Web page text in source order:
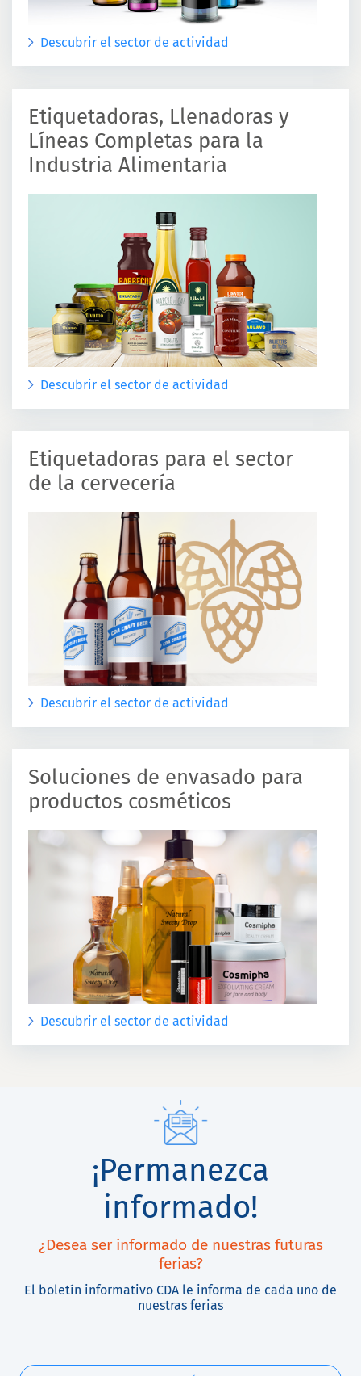
Descubrir el sector de actividad
Etiquetadoras, Llenadoras y
Líneas Completas para la
Industria Alimentaria
Descubrir el sector de actividad
Etiquetadoras para el sector
de la cervecería
Descubrir el sector de actividad
Soluciones de envasado para
productos cosméticos
Descubrir el sector de actividad
¡Permanezca
informado!
¿Desea ser informado de nuestras futuras
ferias?
El boletín informativo CDA le informa de cada uno de
nuestras ferias